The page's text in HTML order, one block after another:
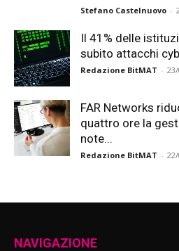
Stefano Castelnuovo -
Il 41% delle
subito attacchi
Redazione BitMAT -
FAR Networks
quattro ore la
note...
Redazione BitMAT -
NAVIGAZIONE